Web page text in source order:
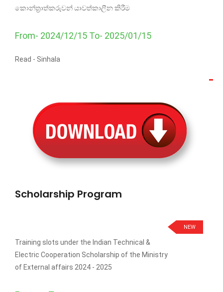
කොන්ත්‍රාත්කරුවන් යාවත්කාලීන කිරීම
From- 2024/12/15 To- 2025/01/15
Read - Sinhala
Scholarship Program
NEW
Training slots under the Indian Technical &
Electric Cooperation Scholarship of the Ministry
of External affairs 2024 - 2025